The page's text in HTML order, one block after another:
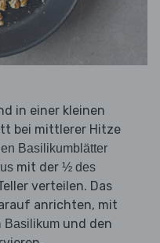
in einer kleinen
bei mittlerer Hitze
Basilikumblätter
mit der ½ des
verteilen. Das
anrichten, mit
Basilikum und den